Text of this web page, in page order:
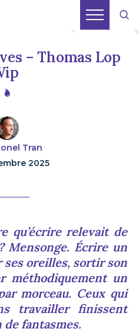
– Thomas Lop
Tran
2025
qu’écrire relevait de
Mensonge. Écrire un
ses oreilles, sortir son
méthodiquement un
morceau. Ceux qui
travailler finissent
fantasmes.